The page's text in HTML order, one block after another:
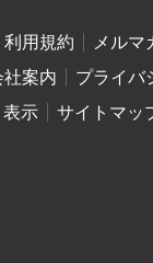
利用規約
メルマ
社案内
プライバ
示
サイトマッ